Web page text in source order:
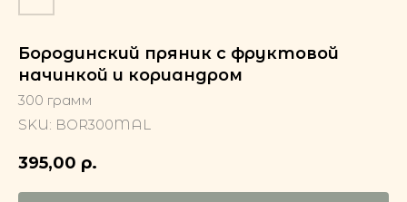
Бородинский пряник с фруктовой
начинкой и кориандром
300 грамм
SKU: BOR300MAL
395,00 р.